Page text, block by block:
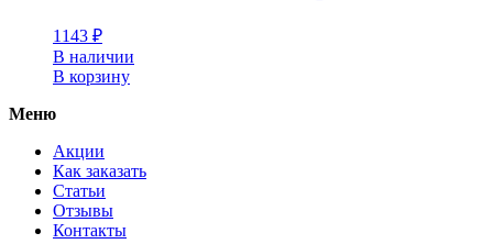
1143 ₽
В наличии
В корзину
Меню
Акции
Как заказать
Статьи
Отзывы
Контакты